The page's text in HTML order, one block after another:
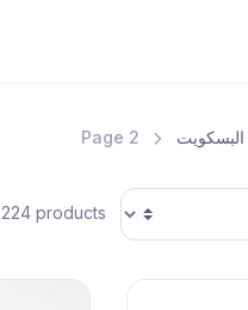
البسكويت Page 2
products